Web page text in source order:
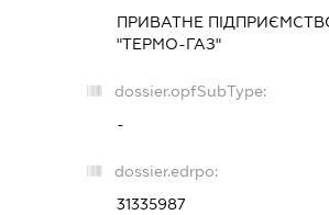
ПРИВАТНЕ
"ТЕРМО-ГАЗ"
dossier.opfSubType:
-
dossier.edrpo:
31335987